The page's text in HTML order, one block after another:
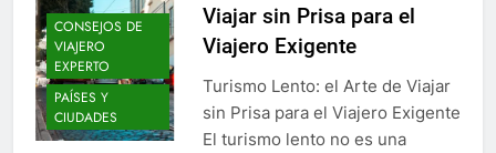
CONSEJOS DE
VIAJERO
EXPERTO
PAÍSES Y
CIUDADES
Viajar sin Prisa para el
Viajero Exigente
Turismo Lento: el Arte de Viajar
sin Prisa para el Viajero Exigente
El turismo lento no es una